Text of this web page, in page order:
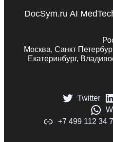
DocSym.ru AI
Москва, Санкт
Екатеринбург,
Twitter
+7 499 112 34